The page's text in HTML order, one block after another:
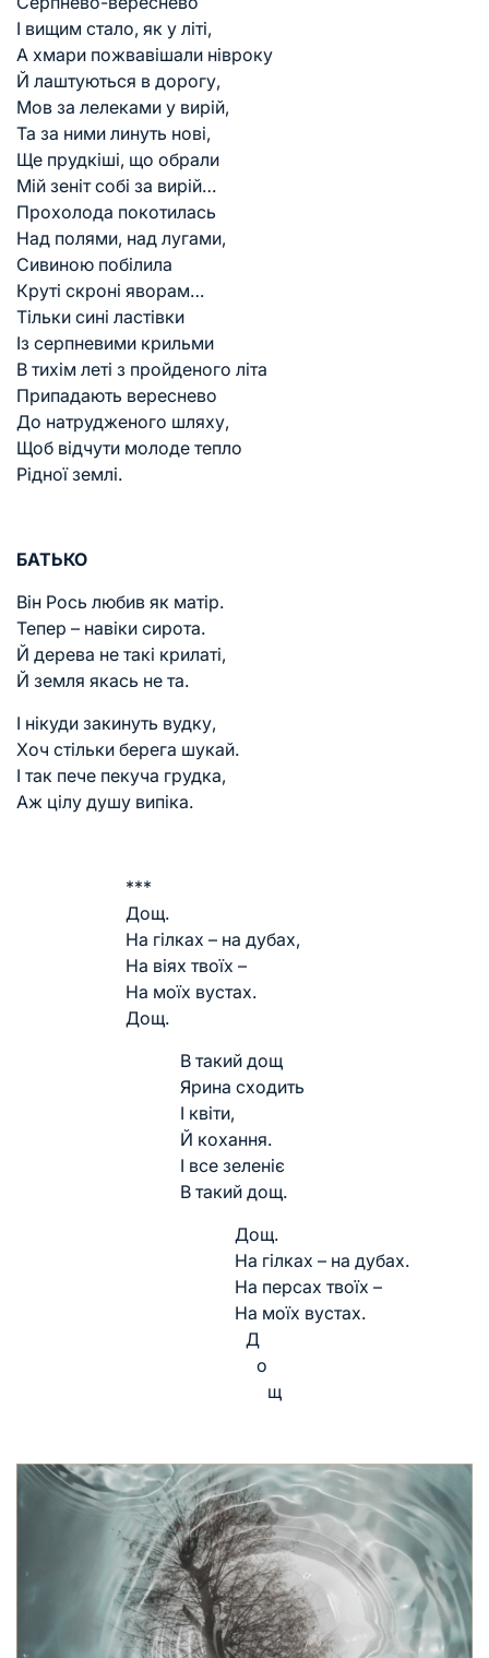
І вищим стало, як у літі,
А хмари пожвавішали нівроку
Й лаштуються в дорогу,
Мов за лелеками у вирій,
Та за ними линуть нові,
Ще прудкіші, що обрали
Мій зеніт собі за вирій…
Прохолода покотилась
Над полями, над лугами,
Сивиною побілила
Круті скроні яворам…
Тільки сині ластівки
Із серпневими крильми
В тихім леті з пройденого літа
Припадають вереснево
До натрудженого шляху,
Щоб відчути молоде тепло
Рідної землі.
БАТЬКО
Він Рось любив як матір.
Тепер – навіки сирота.
Й дерева не такі крилаті,
Й земля якась не та.
І нікуди закинуть вудку,
Хоч стільки берега шукай.
І так пече пекуча грудка,
Аж цілу душу випіка.
***
Дощ.
На гілках – на дубах,
На віях твоїх –
На моїх вустах.
Дощ.
В такий дощ
Ярина сходить
І квіти,
Й кохання.
І все зеленіє
В такий дощ.
Дощ.
На гілках – на дубах.
На персах твоїх –
На моїх вустах.
Д
о
щ